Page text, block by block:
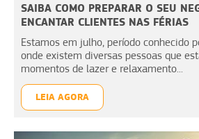
SAIBA COMO PREPARAR O SEU
ENCANTAR CLIENTES NAS FÉRIAS
Estamos em julho, período conhecido
onde existem diversas pessoas que
momentos de lazer e relaxamento...
LEIA AGORA